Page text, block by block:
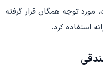
مورد توجه همگان قرار گرفته
استفاده کرد.